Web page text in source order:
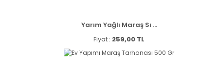
Yarım Yağlı Maraş Sı ...
Fiyat : 259,00 TL